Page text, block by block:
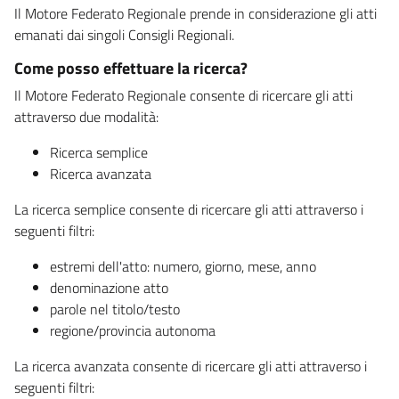
Il Motore Federato Regionale prende in considerazione gli atti
emanati dai singoli Consigli Regionali.
Come posso effettuare la ricerca?
Il Motore Federato Regionale consente di ricercare gli atti
attraverso due modalità:
Ricerca semplice
Ricerca avanzata
La ricerca semplice consente di ricercare gli atti attraverso i
seguenti filtri:
estremi dell'atto: numero, giorno, mese, anno
denominazione atto
parole nel titolo/testo
regione/provincia autonoma
La ricerca avanzata consente di ricercare gli atti attraverso i
seguenti filtri: